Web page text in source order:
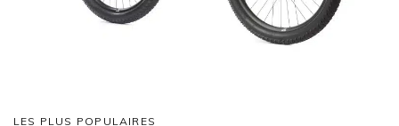
LES PLUS POPULAIRES